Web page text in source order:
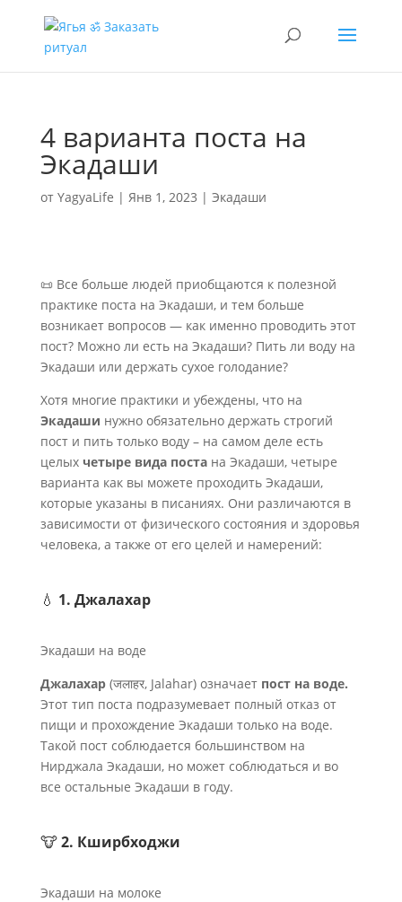
4 варианта поста на
Экадаши
от YagyaLife | Янв 1, 2023 | Экадаши
📜 Все больше людей приобщаются к полезной
практике поста на Экадаши, и тем больше
возникает вопросов — как именно проводить этот
пост? Можно ли есть на Экадаши? Пить ли воду на
Экадаши или держать сухое голодание?
Хотя многие практики и убеждены, что на
Экадаши нужно обязательно держать строгий
пост и пить только воду – на самом деле есть
целых четыре вида постана Экадаши, четыре
варианта как вы можете проходить Экадаши,
которые указаны в писаниях. Они различаются в
зависимости от физического состояния и здоровья
человека, а также от его целей и намерений:
💧 1. Джалахар
Экадаши на воде
Джалахар (जलाहर, Jalahar) означает пост на воде.
Этот тип поста подразумевает полный отказ от
пищи и прохождение Экадаши только на воде.
Такой пост соблюдается большинством на
Нирджала Экадаши, но может соблюдаться и во
все остальные Экадаши в году.
🐮2. Кширбходжи
Экадаши на молоке